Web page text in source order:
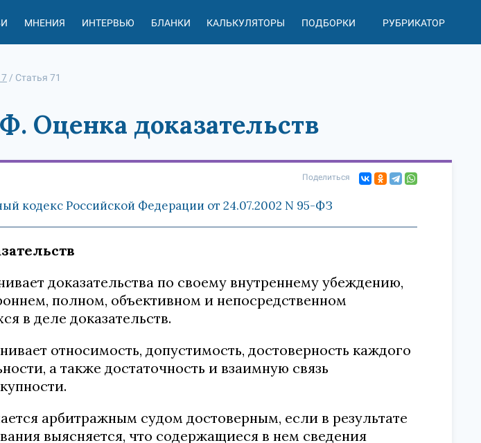
МНЕНИЯ ИНТЕРВЬЮ БЛАНКИ КАЛЬКУЛЯТОРЫ ПОДБОРКИ РУБРИКАТОР
/ Статья 71
Оценка доказательств
Поделиться
кодекс Российской Федерации от 24.07.2002 N 95-ФЗ
доказательства по своему внутреннему убеждению,
полном, объективном и непосредственном
в деле доказательств.
относимость, допустимость, достоверность каждого
а также достаточность и взаимную связь
арбитражным судом достоверным, если в результате
выясняется, что содержащиеся в нем сведения